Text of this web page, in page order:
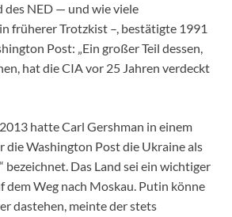
NED — und wie viele
früherer Trotzkist –, bestätigte 1991
Post: „Ein großer Teil dessen,
hat die CIA vor 25 Jahren verdeckt
hatte Carl Gershman in einem
die Washington Post die Ukraine als
bezeichnet. Das Land sei ein wichtiger
dem Weg nach Moskau. Putin könne
dastehen, meinte der stets